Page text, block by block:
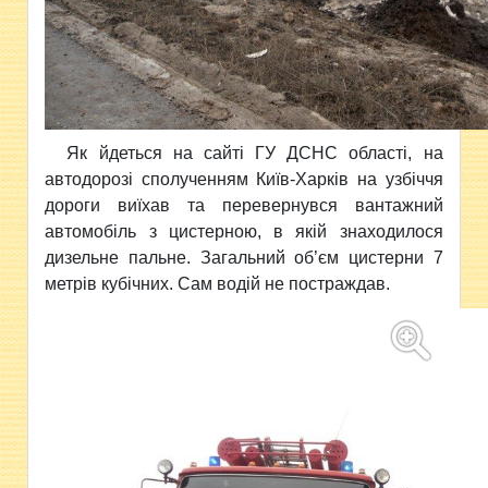
Як йдеться на сайті ГУ ДСНС області, на
автодорозі сполученням Київ-Харків на узбіччя
дороги виїхав та перевернувся вантажний
автомобіль з цистерною, в якій знаходилося
дизельне пальне. Загальний об’єм цистерни 7
метрів кубічних. Сам водій не постраждав.